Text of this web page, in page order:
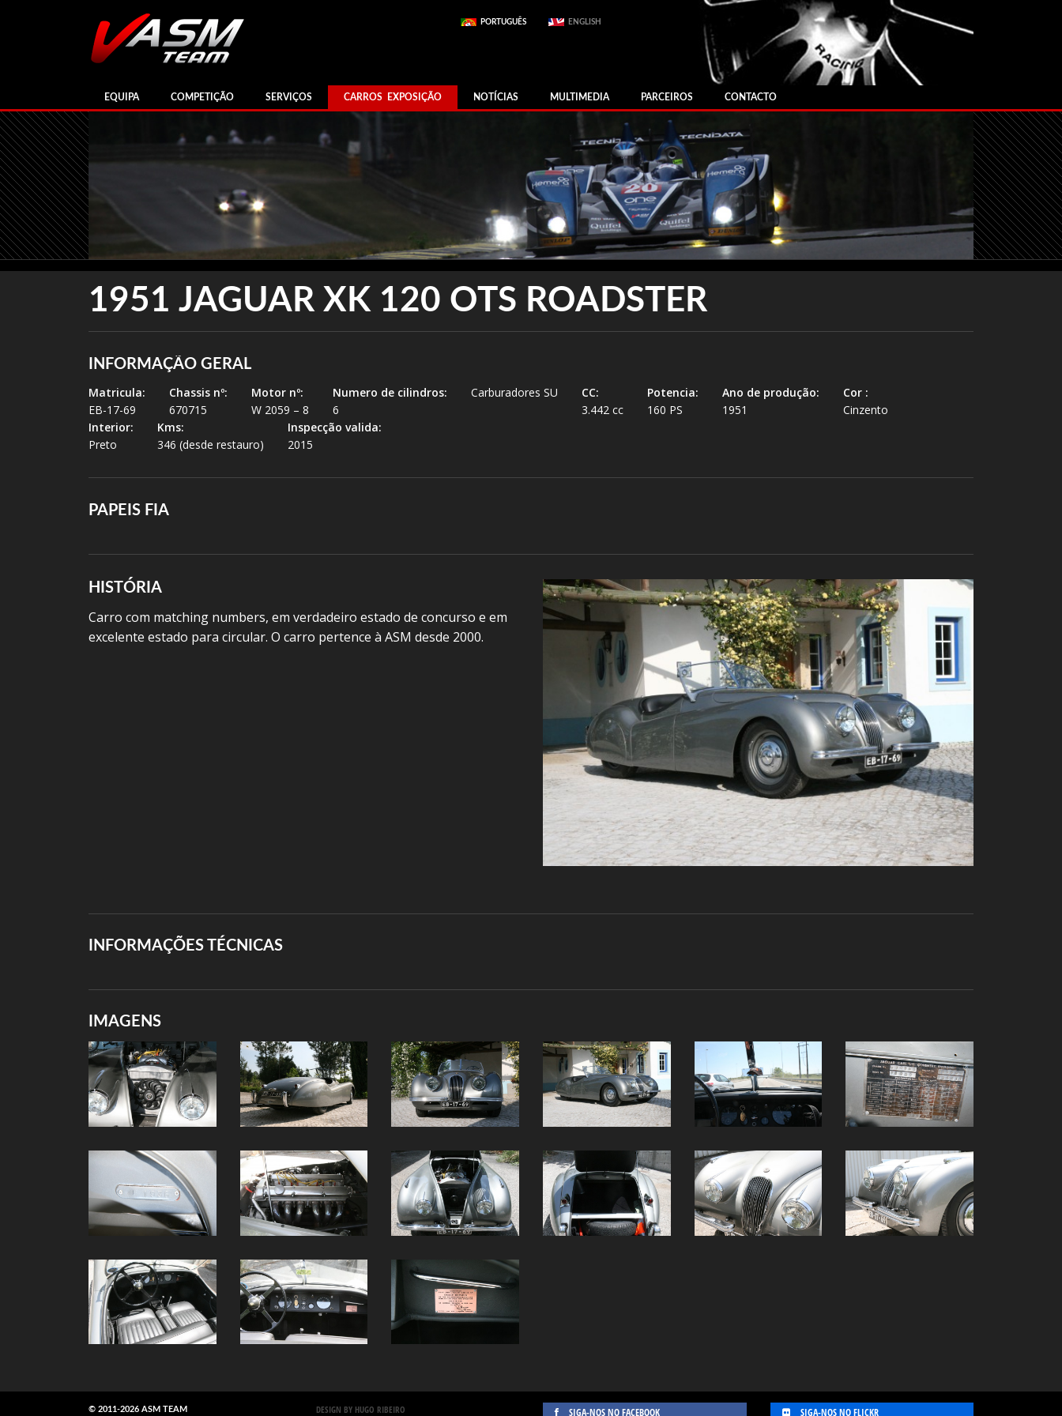
PORTUGUÊS ENGLISH
EQUIPA COMPETIÇÃO SERVIÇOS CARROS EXPOSIÇÃO NOTÍCIAS MULTIMEDIA PARCEIROS CONTACTO
1951 JAGUAR XK 120 OTS ROADSTER
INFORMAÇÃO GERAL
Matricula:
EB-17-69
Chassis nº:
670715
Motor nº:
W 2059 – 8
Numero de cilindros:
6
Carburadores SU
CC:
3.442 cc
Potencia:
160 PS
Ano de produção:
1951
Cor :
Cinzento
Interior:
Preto
Kms:
346 (desde restauro)
Inspecção valida:
2015
PAPEIS FIA
HISTÓRIA
Carro com matching numbers, em verdadeiro estado de concurso e em
excelente estado para circular. O carro pertence à ASM desde 2000.
INFORMAÇÕES TÉCNICAS
IMAGENS
© 2011-2026 ASM TEAM DESIGN BY HUGO RIBEIRO SIGA-NOS NO FACEBOOK SIGA-NOS NO FLICKR